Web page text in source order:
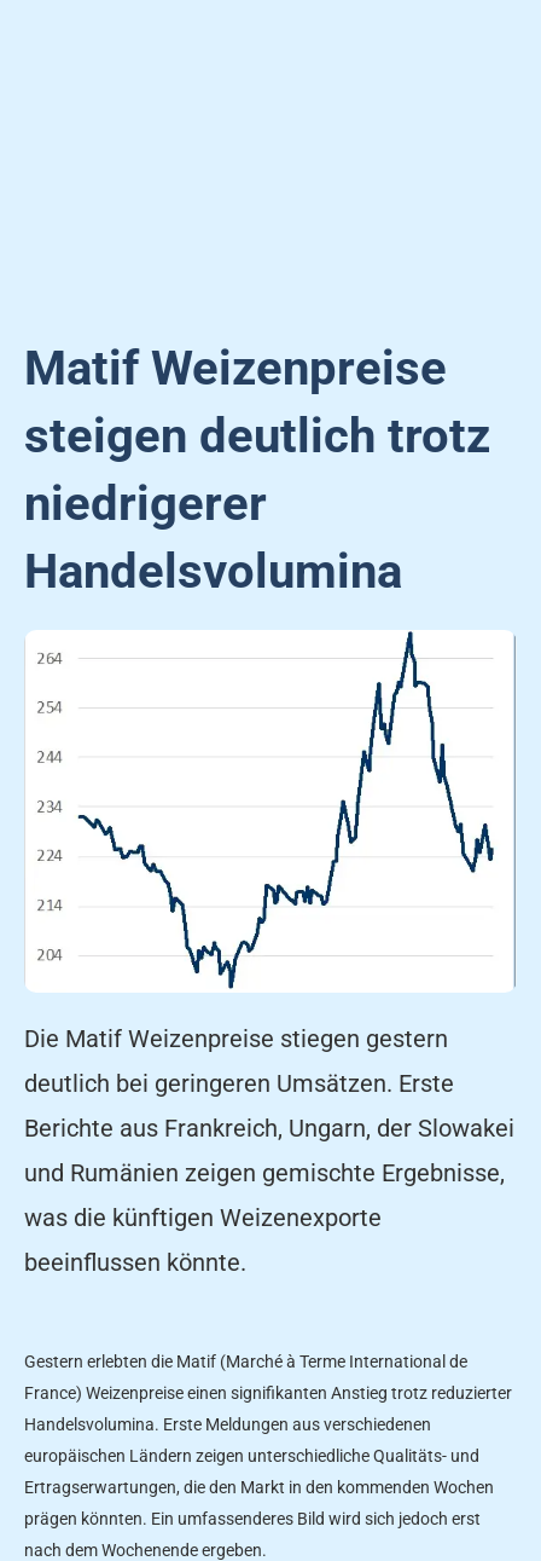
Matif Weizenpreise
steigen deutlich trotz
niedrigerer
Handelsvolumina
Die Matif Weizenpreise stiegen gestern
deutlich bei geringeren Umsätzen. Erste
Berichte aus Frankreich, Ungarn, der Slowakei
und Rumänien zeigen gemischte Ergebnisse,
was die künftigen Weizenexporte
beeinflussen könnte.
Gestern erlebten die Matif (Marché à Terme International de
France) Weizenpreise einen signifikanten Anstieg trotz reduzierter
Handelsvolumina. Erste Meldungen aus verschiedenen
europäischen Ländern zeigen unterschiedliche Qualitäts- und
Ertragserwartungen, die den Markt in den kommenden Wochen
prägen könnten. Ein umfassenderes Bild wird sich jedoch erst
nach dem Wochenende ergeben.